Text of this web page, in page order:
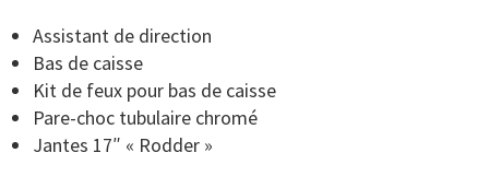
Assistant de direction
Bas de caisse
Kit de feux pour bas de caisse
Pare-choc tubulaire chromé
Jantes 17″ « Rodder »